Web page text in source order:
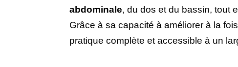
abdominale, du dos et du bassin, tout
Grâce à sa capacité à améliorer à la
pratique complète et accessible à un